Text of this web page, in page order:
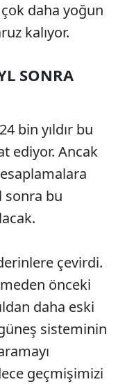
daha yoğun
kalıyor.
SONRA
bin yıldır bu
ediyor. Ancak
sonra bu
çevirdi.
önceki
daha eski
sisteminin
geçmişimizi